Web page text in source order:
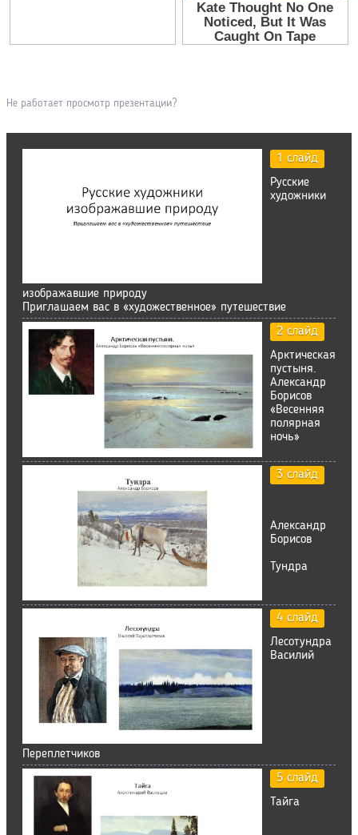
Не работает просмотр презентации?
1 слайд
Русские
художники
изображавшие природу
Приглашаем вас в «художественное» путешествие
2 слайд
Арктическая
пустыня.
Александр
Борисов
«Весенняя
полярная
ночь»
3 слайд
Александр
Борисов
Тундра
4 слайд
Лесотундра
Василий
Переплетчиков
5 слайд
Тайга